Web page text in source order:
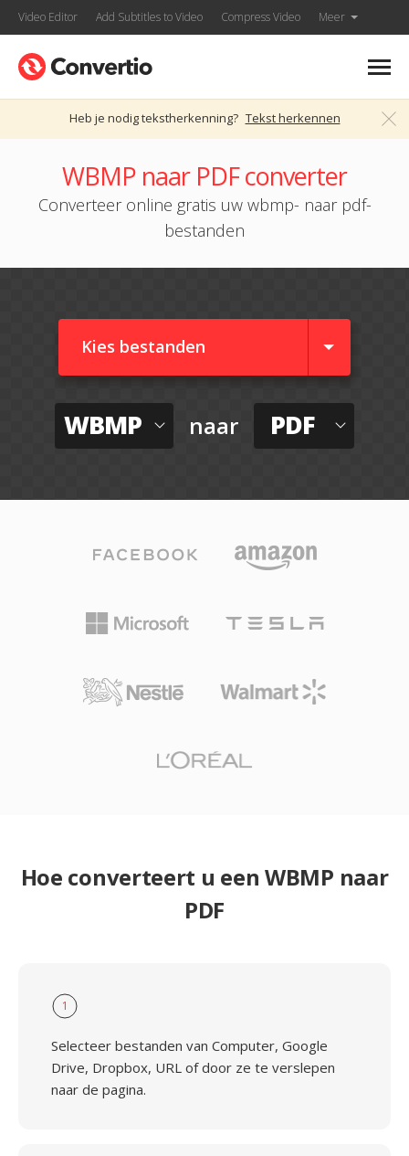
Video Editor Add Subtitles to Video Compress Video Meer
Heb je nodig tekstherkenning? Tekst herkennen
WBMP naar PDF converter
Converteer online gratis uw wbmp- naar pdf-
bestanden
Kies bestanden
WBMP naar PDF
Hoe converteert u een WBMP naar
PDF
1
Selecteer bestanden van Computer, Google
Drive, Dropbox, URL of door ze te verslepen
naar de pagina.